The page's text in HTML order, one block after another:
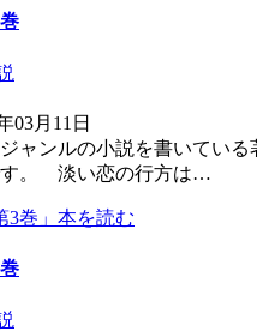
03月11日
ャンルの小説を書いてい
す。 淡い恋の行方は…
3巻」本を読む